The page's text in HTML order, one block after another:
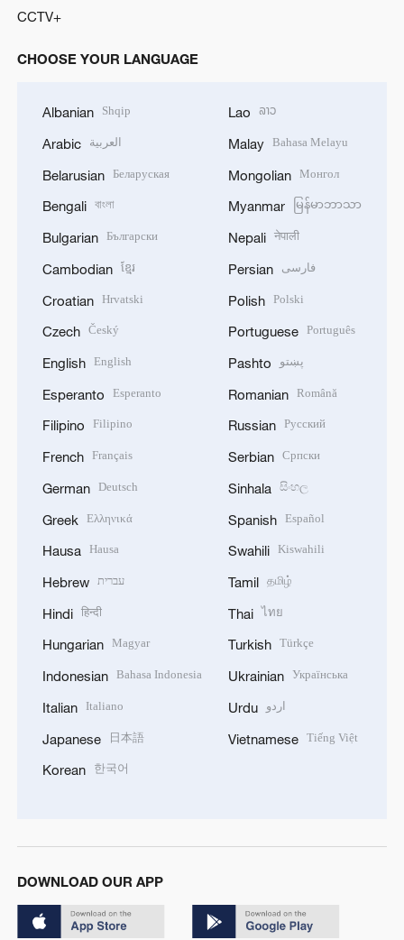
CCTV+
CHOOSE YOUR LANGUAGE
Albanian Shqip
Arabic العربية
Belarusian Беларуская
Bengali বাংলা
Bulgarian Български
Cambodian ខ្មែរ
Croatian Hrvatski
Czech Český
English English
Esperanto Esperanto
Filipino Filipino
French Français
German Deutsch
Greek Ελληνικά
Hausa Hausa
Hebrew עברית
Hindi हिन्दी
Hungarian Magyar
Indonesian Bahasa Indonesia
Italian Italiano
Japanese 日本語
Korean 한국어
Lao ລາວ
Malay Bahasa Melayu
Mongolian Монгол
Myanmar မြန်မာဘာသာ
Nepali नेपाली
Persian فارسی
Polish Polski
Portuguese Português
Pashto پښتو
Romanian Română
Russian Русский
Serbian Српски
Sinhala සිංහල
Spanish Español
Swahili Kiswahili
Tamil தமிழ்
Thai ไทย
Turkish Türkçe
Ukrainian Українська
Urdu اردو
Vietnamese Tiếng Việt
DOWNLOAD OUR APP